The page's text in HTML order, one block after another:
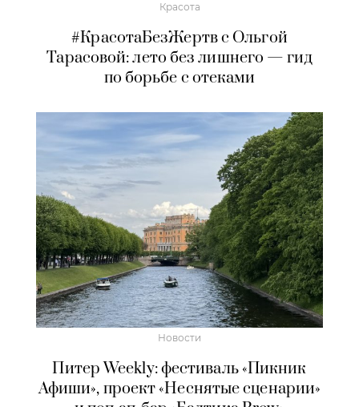
Красота
#КрасотаБезЖертв с Ольгой
Тарасовой: лето без лишнего — гид
по борьбе с отеками
Новости
Питер Weekly: фестиваль «Пикник
Афиши», проект «Неснятые сценарии»